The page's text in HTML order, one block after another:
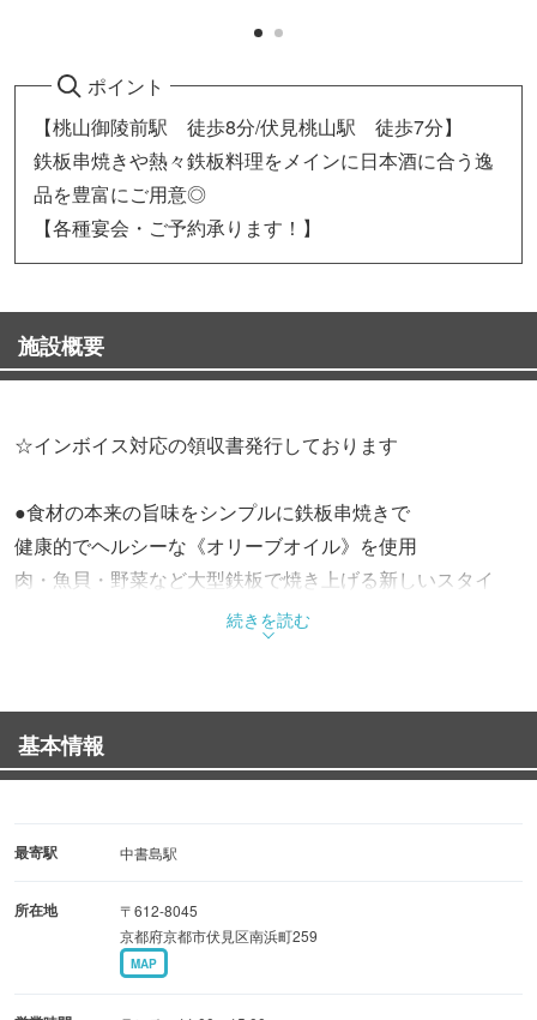
ポイント
【桃山御陵前駅 徒歩8分/伏見桃山駅 徒歩7分】
鉄板串焼きや熱々鉄板料理をメインに日本酒に合う逸
品を豊富にご用意◎
【各種宴会・ご予約承ります！】
施設概要
☆インボイス対応の領収書発行しております
●食材の本来の旨味をシンプルに鉄板串焼きで
健康的でヘルシーな《オリーブオイル》を使用
肉・魚貝・野菜など大型鉄板で焼き上げる新しいスタイ
串焼き以外にも熱々鉄板料理や咲蔵名物バリーズシリーズ
●各種宴会にぴったりの飲み放題付コース！5,300円〜
当店自慢の逸品をたっぷりと楽しめる[龍馬コース]は
+200円でプレミアム飲み放題に変更可能です♪
●酒処ならではのこだわり
伏見の地酒を存分にお楽しみください！
続きを読む
基本情報
最寄駅 中書島駅
所在地
〒612-8045
京都府京都市伏見区南浜町259
MAP